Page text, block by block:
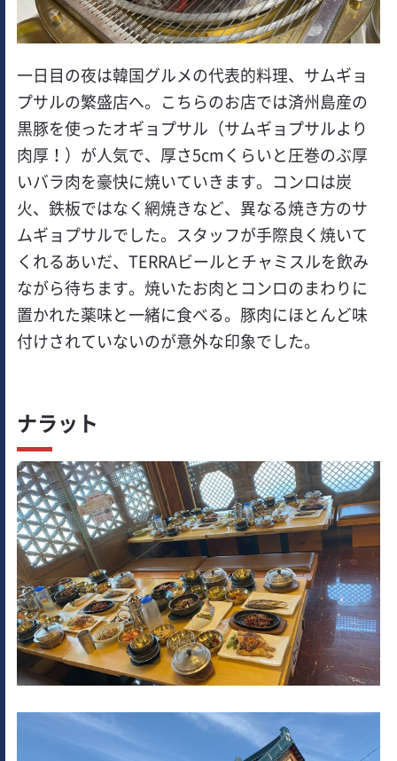
一日目の夜は韓国グルメの代表的料理、サムギョ
プサルの繁盛店へ。こちらのお店では済州島産の
黒豚を使ったオギョプサル（サムギョプサルより
肉厚！）が人気で、厚さ5cmくらいと圧巻のぶ厚
いバラ肉を豪快に焼いていきます。コンロは炭
火、鉄板ではなく網焼きなど、異なる焼き方のサ
ムギョプサルでした。スタッフが手際良く焼いて
くれるあいだ、TERRAビールとチャミスルを飲み
ながら待ちます。焼いたお肉とコンロのまわりに
置かれた薬味と一緒に食べる。豚肉にほとんど味
付けされていないのが意外な印象でした。
ナラット